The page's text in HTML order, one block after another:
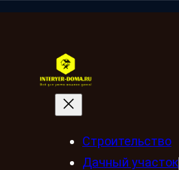
Строительство
Дачный участок